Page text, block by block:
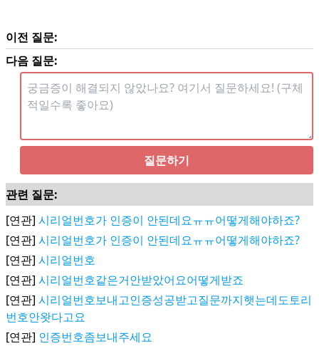
이전 질문:
다음 질문:
질문하기
관련 질문:
[연관] 시리얼번호가 인증이 안된데요ㅠㅠ어떻게해야하죠?
[연관] 시리얼번호가 인증이 안된데요ㅠㅠ어떻게해야하죠?
[연관] 시리얼번호
[연관] 시리얼번호같은거안받았어요어떻게받죠
[연관] 시리얼번호보내고인증성공받고질문까지햇는데도토리
번호안왓다고요
[연관] 인증번호좀보내주세요